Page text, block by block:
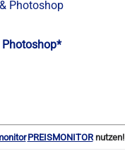
PREISMONITORnutzen!